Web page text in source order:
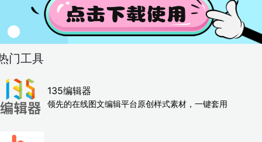
门工具
135编辑器
领先的在线图文编辑平台原创样式素材，一键套用